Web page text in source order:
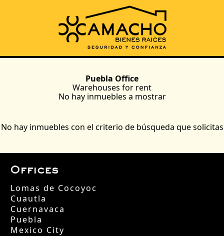
Puebla Office
Warehouses for rent
No hay inmuebles a mostrar
No hay inmuebles con el criterio de búsqueda que solicitas
Offices
Lomas de Cocoyoc
Cuautla
Cuernavaca
Puebla
Mexico City